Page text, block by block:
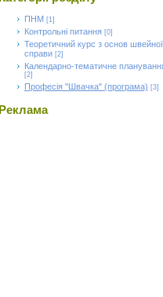
ПНМ [1]
Контрольні питання [0]
Теоретичний курс з основ швейної
справи [2]
Календарно-тематичне
[2]
Професія "Швачка" (програма) [3]
Реклама